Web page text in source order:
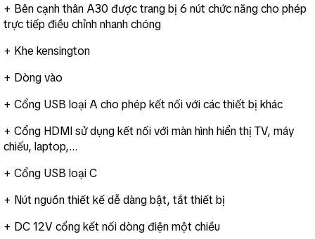
+ Bên cạnh thân A30 được trang bị 6 nút chức năng cho phép
trực tiếp điều chỉnh nhanh chóng
+ Khe kensington
+ Dòng vào
+ Cổng USB loại A cho phép kết nối với các thiết bị khác
+ Cổng HDMI sử dụng kết nối với màn hình hiển thị TV, máy
chiếu, laptop,…
+ Cổng USB loại C
+ Nút nguồn thiết kế dễ dàng bật, tắt thiết bị
+ DC 12V cổng kết nối dòng điện một chiều